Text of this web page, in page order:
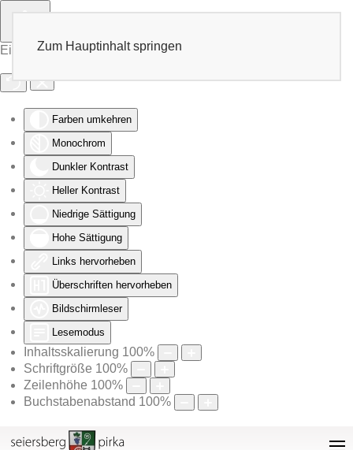
Eingabehilfen öffnen
Farben umkehren
Monochrom
Dunkler Kontrast
Heller Kontrast
Niedrige Sättigung
Hohe Sättigung
Links hervorheben
Überschriften hervorheben
Bildschirmleser
Lesemodus
Inhaltsskalierung 100%
Schriftgröße 100%
Zeilenhöhe 100%
Buchstabenabstand 100%
Zum Hauptinhalt springen